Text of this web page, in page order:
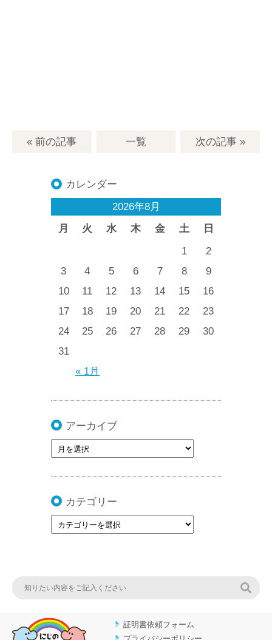
« 前の記事 一覧 次の記事»
カレンダー
2026年8月
月
火 水 木 金 土 日
« 1月
1
2
3
4 5 6 7 8
9
10
11 12 13 14 15
16
17
18 19 20 21 22
23
24
25 26 27 28 29
30
31
アーカイブ
カテゴリー
証明書依頼フォーム